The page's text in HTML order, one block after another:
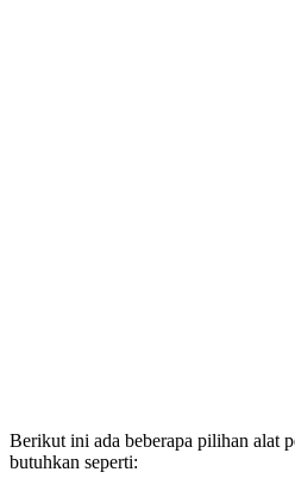
Berikut ini ada beberapa pilihan alat
butuhkan seperti: